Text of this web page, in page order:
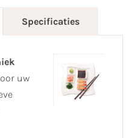
Specificaties
uw